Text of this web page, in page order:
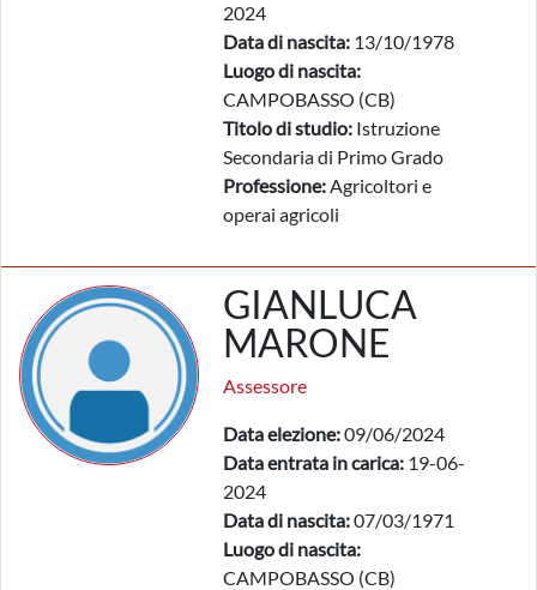
2024
Data di nascita: 13/10/1978
Luogo di nascita:
CAMPOBASSO (CB)
Titolo di studio: Istruzione
Secondaria di Primo Grado
Professione:Agricoltori e
operai agricoli
GIANLUCA
MARONE
Assessore
Data elezione:09/06/2024
Data entrata in carica: 19-06-
2024
Data di nascita:07/03/1971
Luogo di nascita:
CAMPOBASSO (CB)